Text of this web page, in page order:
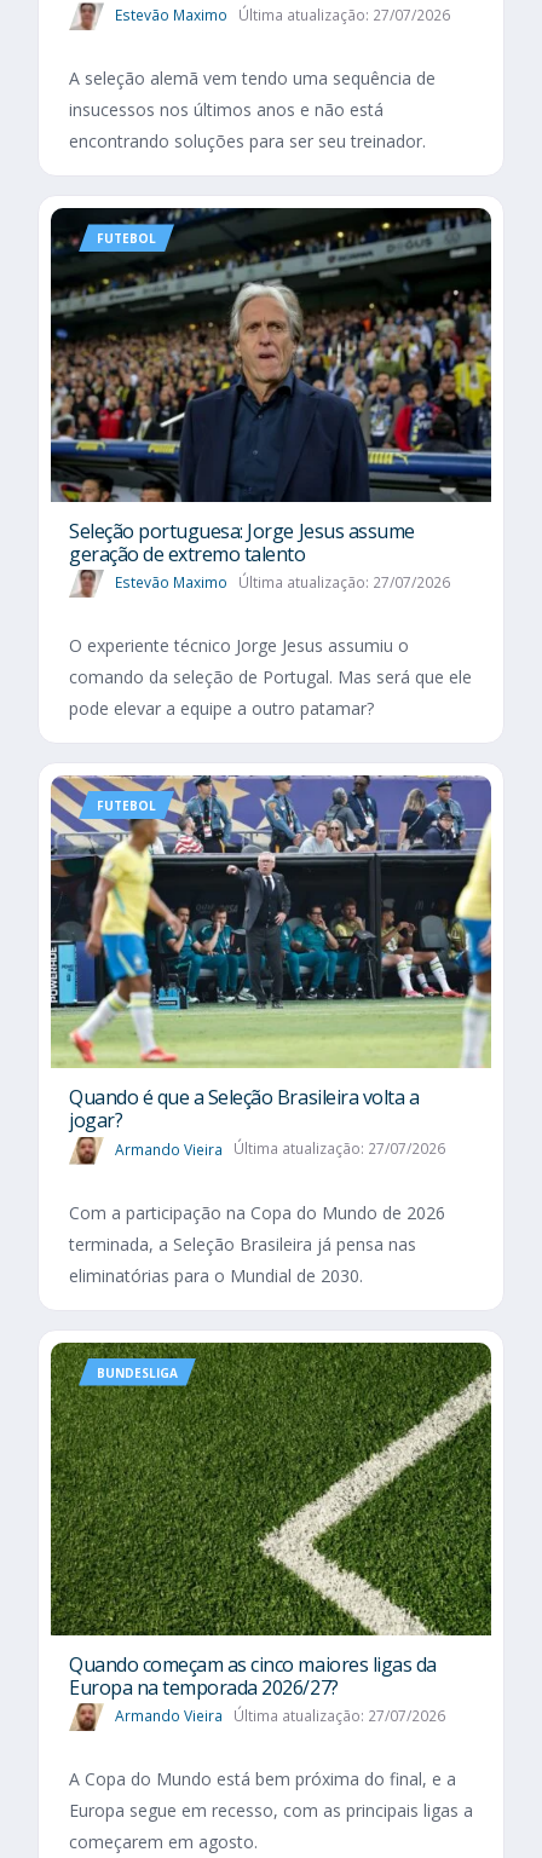
Estevão Maximo Última atualização: 27/07/2026
A seleção alemã vem tendo uma sequência de
insucessos nos últimos anos e não está
encontrando soluções para ser seu treinador.
FUTEBOL
Seleção portuguesa: Jorge Jesus assume
geração de extremo talento
Estevão Maximo Última atualização: 27/07/2026
O experiente técnico Jorge Jesus assumiu o
comando da seleção de Portugal. Mas será que ele
pode elevar a equipe a outro patamar?
FUTEBOL
Quando é que a Seleção Brasileira volta a
jogar?
Armando Vieira Última atualização: 27/07/2026
Com a participação na Copa do Mundo de 2026
terminada, a Seleção Brasileira já pensa nas
eliminatórias para o Mundial de 2030.
BUNDESLIGA
Quando começam as cinco maiores ligas da
Europa na temporada 2026/27?
Armando Vieira Última atualização: 27/07/2026
A Copa do Mundo está bem próxima do final, e a
Europa segue em recesso, com as principais ligas a
começarem em agosto.